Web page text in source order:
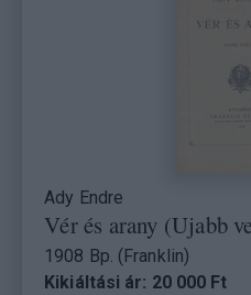
Ady Endre
Vér és arany (Ujabb
1908 Bp. (Franklin)
Kikiáltási ár: 20 000 Ft